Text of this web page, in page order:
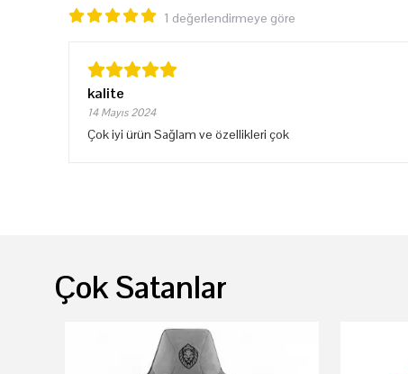
1 değerlendirmeye göre
kalite
14 Mayıs 2024
Çok iyi ürün Sağlam ve özellikleri çok
Çok Satanlar